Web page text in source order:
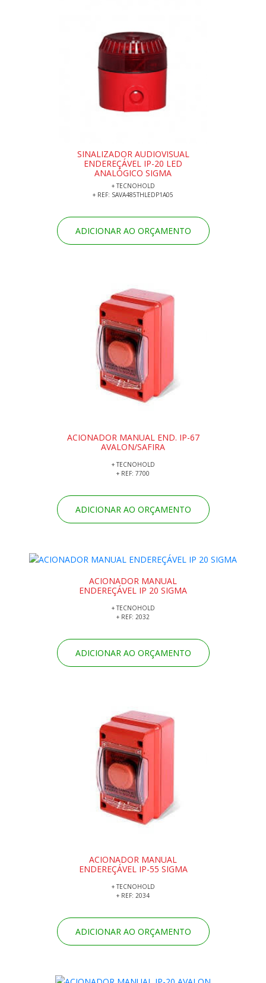
SINALIZADOR AUDIOVISUAL
ENDEREÇÁVEL IP-20 LED
ANALÓGICO SIGMA
+ TECNOHOLD
+ REF: SAVA485THLEDP1A05
ADICIONAR AO ORÇAMENTO
ACIONADOR MANUAL END. IP-67
AVALON/SAFIRA
+ TECNOHOLD
+ REF: 7700
ADICIONAR AO ORÇAMENTO
ACIONADOR MANUAL
ENDEREÇÁVEL IP 20 SIGMA
+ TECNOHOLD
+ REF: 2032
ADICIONAR AO ORÇAMENTO
ACIONADOR MANUAL
ENDEREÇÁVEL IP-55 SIGMA
+ TECNOHOLD
+ REF: 2034
ADICIONAR AO ORÇAMENTO